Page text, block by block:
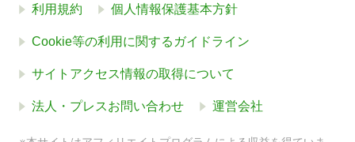
利用規約 個人情報保護基本方針
Cookie等の利用に関するガイドライン
サイトアクセス情報の取得について
法人・プレスお問い合わせ 運営会社